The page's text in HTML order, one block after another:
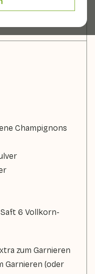
Champignons
6 Vollkorn-
zum Garnieren
Garnieren (oder